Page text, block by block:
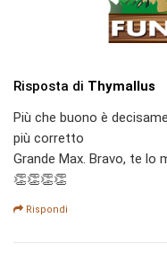
Risposta di Thymallus
Più che buono è
più corretto
Grande Max. Bravo, te lo
👏👏👏👏
Rispondi